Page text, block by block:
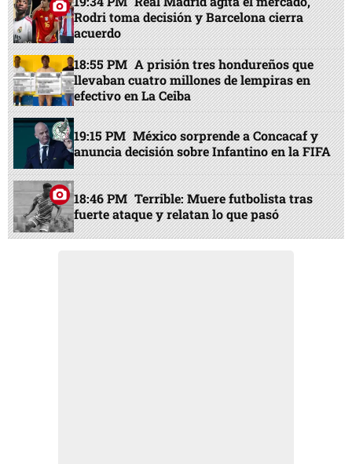
Rodri toma decisión y Barcelona cierra
acuerdo
18:55 PM A prisión tres hondureños que
llevaban cuatro millones de lempiras en
efectivo en La Ceiba
19:15 PM México sorprende a Concacaf y
anuncia decisión sobre Infantino en la FIFA
18:46 PM Terrible: Muere futbolista tras
fuerte ataque y relatan lo que pasó